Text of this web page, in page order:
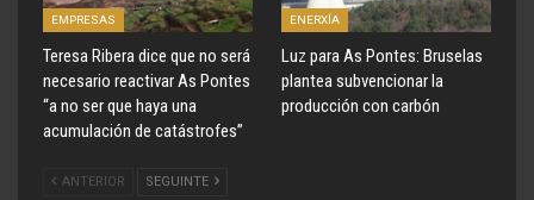
EMPRESAS
Teresa Ribera dice que no será
necesario reactivar As Pontes
“a no ser que haya una
acumulación de catástrofes”
ENERXÍA
Luz para As Pontes: Bruselas
plantea subvencionar la
producción con carbón
ANTERIOR SEGUINTE